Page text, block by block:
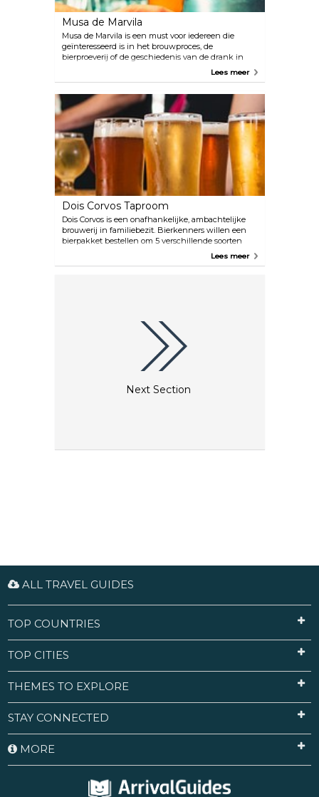
Musa de Marvila
Musa de Marvila is een must voor iedereen die
geïnteresseerd is in het brouwproces, de
bierproeverij of de geschiedenis van de drank in
Portugal. Er wordt ook eten geserveerd. In deLees meer
Dois Corvos Taproom
Dois Corvos is een onafhankelijke, ambachtelijke
brouwerij in familiebezit. Bierkenners willen een
bierpakket bestellen om 5 verschillende soorten
brouwsels te proberen. Kleine hapjes en snacks zijn
Lees meer
Next Section
ALL TRAVEL GUIDES
TOP COUNTRIES
TOP CITIES
THEMES TO EXPLORE
STAY CONNECTED
MORE